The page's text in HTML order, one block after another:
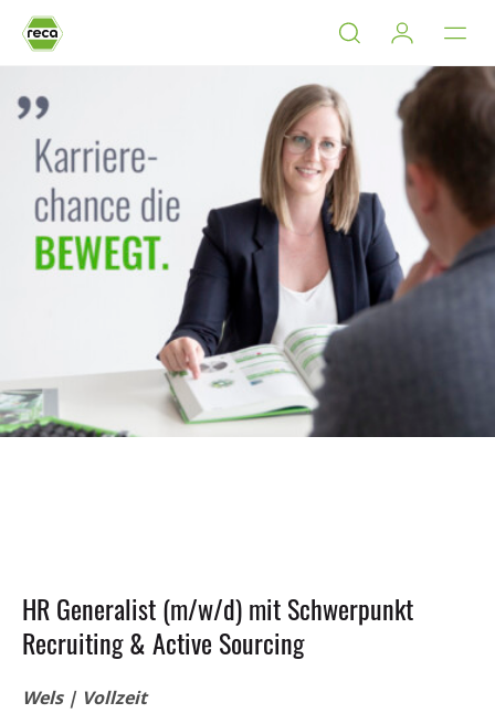
HR Generalist (m/w/d) mit Schwerpunkt
Recruiting & Active Sourcing
Wels | Vollzeit